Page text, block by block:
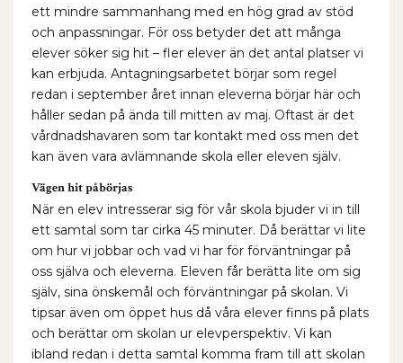
ett mindre sammanhang med en hög grad av stöd
och anpassningar. För oss betyder det att många
elever söker sig hit – fler elever än det antal platser vi
kan erbjuda. Antagningsarbetet börjar som regel
redan i september året innan eleverna börjar här och
håller sedan på ända till mitten av maj. Oftast är det
vårdnadshavaren som tar kontakt med oss men det
kan även vara avlämnande skola eller eleven själv.
Vägen hit påbörjas
När en elev intresserar sig för vår skola bjuder vi in till
ett samtal som tar cirka 45 minuter. Då berättar vi lite
om hur vi jobbar och vad vi har för förväntningar på
oss själva och eleverna. Eleven får berätta lite om sig
själv, sina önskemål och förväntningar på skolan. Vi
tipsar även om öppet hus då våra elever finns på plats
och berättar om skolan ur elevperspektiv. Vi kan
ibland redan i detta samtal komma fram till att skolan